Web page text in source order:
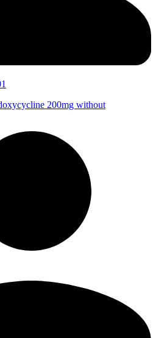
200mg without